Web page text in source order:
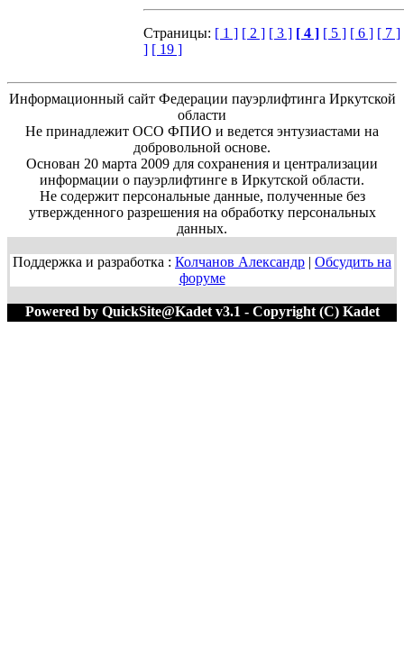
Страницы: [ 1 ] [ 2 ] [ 3 ] [ 4 ] [ 5 ] [ 6 ] [ 7 ]
] [ 19 ]
Информационный сайт Федерации пауэрлифтинга Иркутской
области
Не принадлежит ОСО ФПИО и ведется энтузиастами на
добровольной основе.
Основан 20 марта 2009 для сохранения и централизации
информации о пауэрлифтинге в Иркутской области.
Не содержит персональные данные, полученные без
утвержденного разрешения на обработку персональных
данных.
Поддержка и разработка : Колчанов Александр | Обсудить на
форуме
Powered by QuickSite@Kadet v3.1 - Copyright (C) Kadet